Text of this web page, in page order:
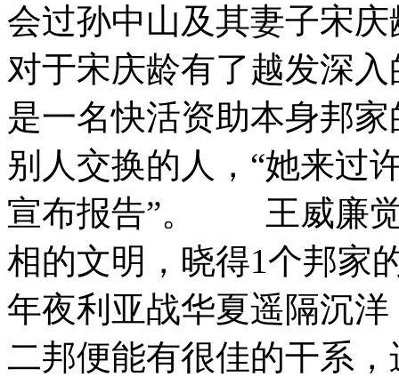
会过孙中山及其妻子宋
对于宋庆龄有了越发深
是一名快活资助本身邦
别人交换的人，“她来过
宣布报告”。 王威廉觉
相的文明，晓得1个邦家
年夜利亚战华夏遥隔沉
二邦便能有很佳的干系